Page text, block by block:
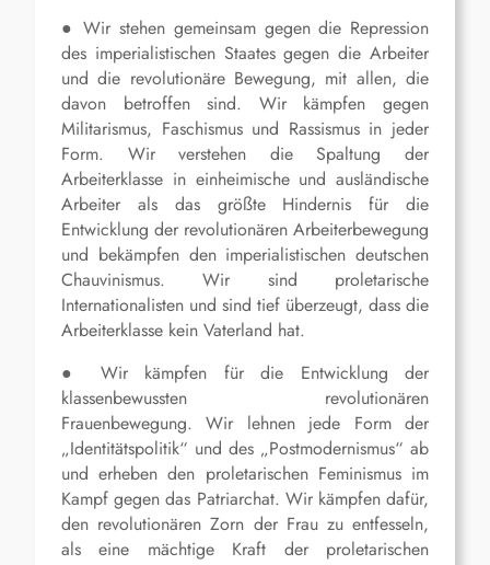
● Wir stehen gemeinsam gegen die Repression
des imperialistischen Staates gegen die Arbeiter
und die revolutionäre Bewegung, mit allen, die
davon betroffen sind. Wir kämpfen gegen
Militarismus, Faschismus und Rassismus in jeder
Form. Wir verstehen die Spaltung der
Arbeiterklasse in einheimische und ausländische
Arbeiter als das größte Hindernis für die
Entwicklung der revolutionären Arbeiterbewegung
und bekämpfen den imperialistischen deutschen
Chauvinismus. Wir sind proletarische
Internationalisten und sind tief überzeugt, dass die
Arbeiterklasse kein Vaterland hat.
● Wir kämpfen für die Entwicklung der
klassenbewussten revolutionären
Frauenbewegung. Wir lehnen jede Form der
„Identitätspolitik“ und des „Postmodernismus“ ab
und erheben den proletarischen Feminismus im
Kampf gegen das Patriarchat. Wir kämpfen dafür,
den revolutionären Zorn der Frau zu entfesseln,
als eine mächtige Kraft der proletarischen